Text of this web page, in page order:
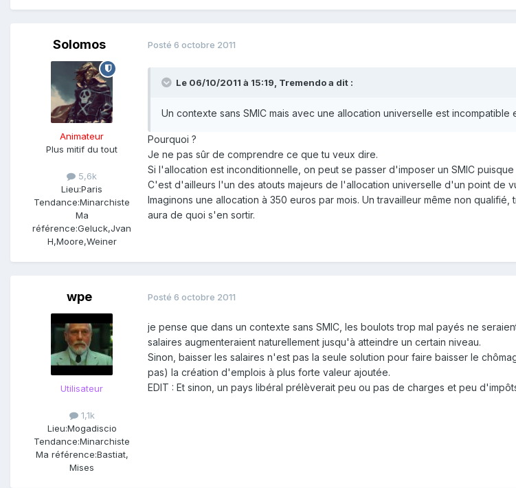
Solomos
Animateur
Plus mitif du tout
5,6k
Lieu:Paris
Tendance:Minarchiste
Ma
référence:Geluck,Jvan
H,Moore,Weiner
Posté 6 octobre 2011
Le 06/10/2011 à 15:19, Tremendo a dit :
Un contexte sans SMIC mais avec une allocation universelle est incompatible
Pourquoi ?
Je ne pas sûr de comprendre ce que tu veux dire.
Si l'allocation est inconditionnelle, on peut se passer d'imposer un SMIC
C'est d'ailleurs l'un des atouts majeurs de l'allocation universelle d'un point de
Imaginons une allocation à 350 euros par mois. Un travailleur même non
aura de quoi s'en sortir.
wpe
Utilisateur
1,1k
Lieu:Mogadiscio
Tendance:Minarchiste
Ma référence:Bastiat,
Mises
Posté 6 octobre 2011
je pense que dans un contexte sans SMIC, les boulots trop mal payés ne
salaires augmenteraient naturellement jusqu'à atteindre un certain niveau.
Sinon, baisser les salaires n'est pas la seule solution pour faire baisser le
pas) la création d'emplois à plus forte valeur ajoutée.
EDIT : Et sinon, un pays libéral prélèverait peu ou pas de charges et peu